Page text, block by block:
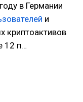
в Германии
и
криптоактивов
12 п…